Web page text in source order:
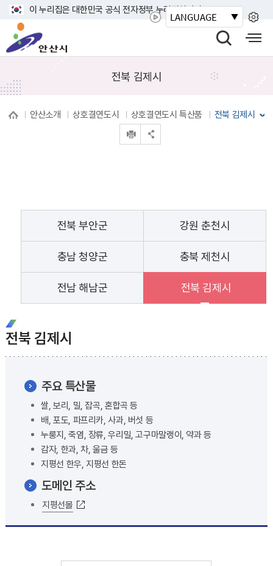
기
이 누리집은 대한민국 공식 전자정부 누리집입니다.
시
색
기
바
사
전북 김제시
안산소개 상호결연도시 상호결연도시 특산품 전북 김제시
전북 부안군 강원 춘천시
충남 청양군 충북 제천시
전남 해남군 전북 김제시
전북 김제시
주요 특산물
쌀, 보리, 밀, 잡곡, 혼합곡 등
배, 포도, 파프리카, 사과, 버섯 등
누룽지, 죽염, 장류, 우리밀, 고구마말랭이, 약과 등
감자, 한과, 차, 울금 등
지평선 한우, 지평선 한돈
도메인 주소
지평선몰
LANGUAGE